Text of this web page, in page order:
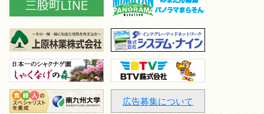
広告募集について